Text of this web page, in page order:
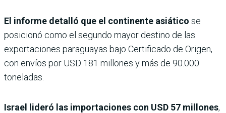
El informe detalló que el continente asiático se
posicionó como el segundo mayor destino de las
exportaciones paraguayas bajo Certificado de Origen,
con envíos por USD 181 millones y más de 90.000
toneladas.
Israel lideró las importaciones con USD 57 millones,